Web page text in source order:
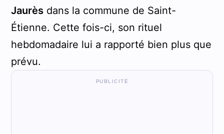
Jaurèsdans la commune de Saint-
Étienne. Cette fois-ci, son rituel
hebdomadaire lui a rapporté bien plus que
prévu.